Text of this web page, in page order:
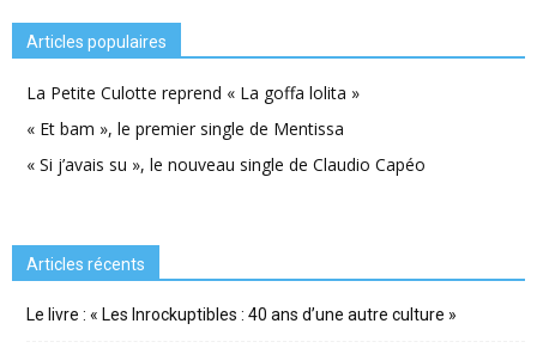
Articles populaires
La Petite Culotte reprend « La goffa lolita »
« Et bam », le premier single de Mentissa
« Si j’avais su », le nouveau single de Claudio Capéo
Articles récents
Le livre : « Les Inrockuptibles : 40 ans d’une autre culture »